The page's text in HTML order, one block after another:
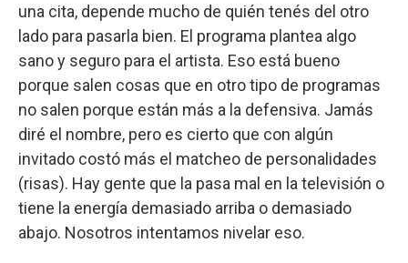
una cita, depende mucho de quién tenés del otro
lado para pasarla bien. El programa plantea algo
sano y seguro para el artista. Eso está bueno
porque salen cosas que en otro tipo de programas
no salen porque están más a la defensiva. Jamás
diré el nombre, pero es cierto que con algún
invitado costó más el matcheo de personalidades
(risas). Hay gente que la pasa mal en la televisión o
tiene la energía demasiado arriba o demasiado
abajo. Nosotros intentamos nivelar eso.